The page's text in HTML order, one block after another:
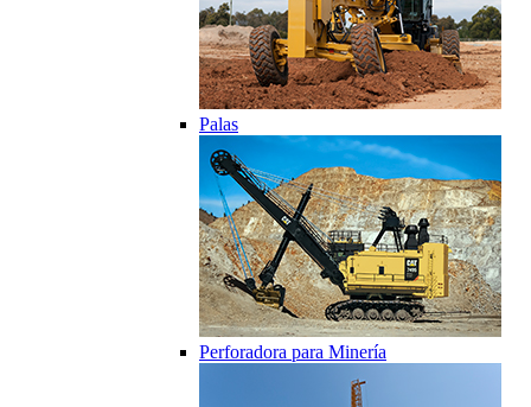
Palas
Perforadora para Minería